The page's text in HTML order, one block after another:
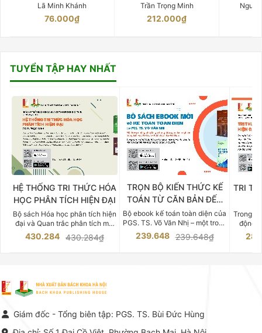
Lã Minh Khánh
76.000₫
Trần Trọng Minh
212.000₫
TUYỂN TẬP HAY NHẤT
HỆ THỐNG TRI THỨC HÓA
HỌC PHÂN TÍCH HIỆN ĐẠI
Bộ sách Hóa học phân tích hiện
đại và Quan trắc phân tích môi
trường của Cố Giáo sư, Tiến sĩ
Phạm Luận là một trong những
vực Hóa học phân tích tại Việt
Nam hiện nay. Bộ sách mang
đến một hệ thống tri thức hoàn
thuật thực hành -> Ứng dụng
430.284 430.284₫
TRỌN BỘ KIẾN THỨC KẾ
TOÁN TỪ CĂN BẢN ĐẾN
CHUYÊN SÂU
Bộ ebook kế toán toàn diện của
PGS. TS. Võ Văn Nhị – một trong
những chuyên gia hàng đầu,
giàu kinh nghiệm trong lĩnh vực
239.648 239.648₫
TRI
Trong
động
việc
tế và
Giám đốc - Tổng biên tập: PGS. TS. Bùi Đức Hùng